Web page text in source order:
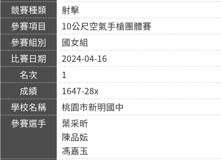
射擊
10公尺空氣手槍團體賽
國女組
2024-04-16
1
1647-28x
桃園市新明國中
葉采昕
陳品妘
馮嘉玉